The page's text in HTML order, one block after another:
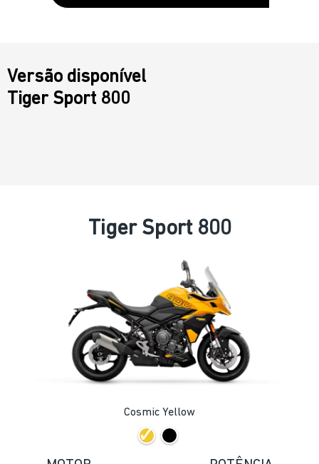
Versão disponível
Tiger Sport 800
Tiger Sport 800
Cosmic Yellow